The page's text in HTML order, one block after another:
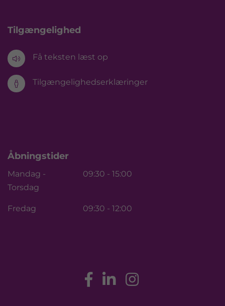
Tilgængelighed
 Få teksten læst op
 Tilgængelighedserklæringer
Åbningstider
Mandag -
Torsdag
09:30 - 15:00
Fredag 09:30 - 12:00